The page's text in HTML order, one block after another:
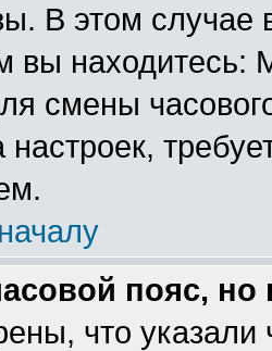
В этом
вы
смены
пояс,
что указали